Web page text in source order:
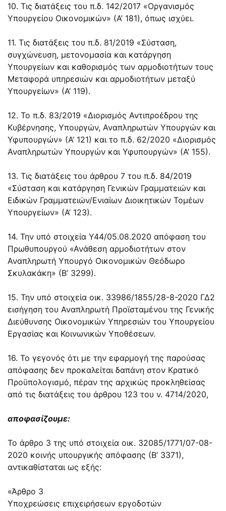
10. Τις διατάξεις του π.δ. 142/2017 «Οργανισμός
Υπουργείου Οικονομικών» (Α’ 181), όπως ισχύει.
11. Τις διατάξεις του π.δ. 81/2019 «Σύσταση,
συγχώνευση, μετονομασία και κατάργηση
Υπουργείων και καθορισμός των αρμοδιοτήτων τους
Μεταφορά υπηρεσιών και αρμοδιοτήτων μεταξύ
Υπουργείων» (Α’ 119).
12. Το π.δ. 83/2019 «Διορισμός Αντιπροέδρου της
Κυβέρνησης, Υπουργών, Αναπληρωτών Υπουργών και
Υφυπουργών» (Α’ 121) και το π.δ. 62/2020 «Διορισμός
Αναπληρωτών Υπουργών και Υφυπουργών» (Α’ 155).
13. Τις διατάξεις του άρθρου 7 του π.δ. 84/2019
«Σύσταση και κατάργηση Γενικών Γραμματειών και
Ειδικών Γραμματειών/Ενιαίων Διοικητικών Τομέων
Υπουργείων» (Α’ 123).
14. Την υπό στοιχεία Υ44/05.08.2020 απόφαση του
Πρωθυπουργού «Ανάθεση αρμοδιοτήτων στον
Αναπληρωτή Υπουργό Οικονομικών Θεόδωρο
Σκυλακάκη» (Β’ 3299).
15. Την υπό στοιχεία οικ. 33986/1855/28-8-2020 ΓΔ2
εισήγηση του Αναπληρωτή Προϊσταμένου της Γενικής
Διεύθυνσης Οικονομικών Υπηρεσιών του Υπουργείου
Εργασίας και Κοινωνικών Υποθέσεων.
16. Το γεγονός ότι με την εφαρμογή της παρούσας
απόφασης δεν προκαλείται δαπάνη στον Κρατικό
Προϋπολογισμό, πέραν της αρχικώς προκληθείσας
από τις διατάξεις του άρθρου 123 του ν. 4714/2020,
αποφασίζουμε:
Το άρθρο 3 της υπό στοιχεία οικ. 32085/1771/07-08-
2020 κοινής υπουργικής απόφασης (Β’ 3371),
αντικαθίσταται ως εξής:
«Άρθρο 3
Υποχρεώσεις επιχειρήσεων εργοδοτών